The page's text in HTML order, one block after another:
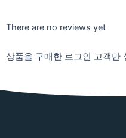
There are no reviews yet
상품을 구매한 로그인 고객만